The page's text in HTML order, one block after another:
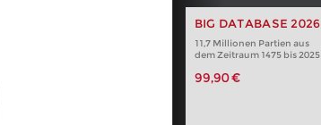
BIG DATABASE 2026
11,7 Millionen Partien aus
dem Zeitraum 1475 bis 2025
99,90 €